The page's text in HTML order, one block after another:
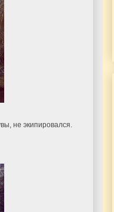
не экипировался.